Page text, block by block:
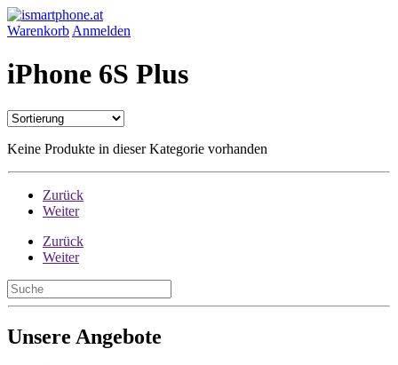
Warenkorb Anmelden
iPhone 6S Plus
Keine Produkte in dieser Kategorie vorhanden
Zurück
Weiter
Zurück
Weiter
Unsere Angebote